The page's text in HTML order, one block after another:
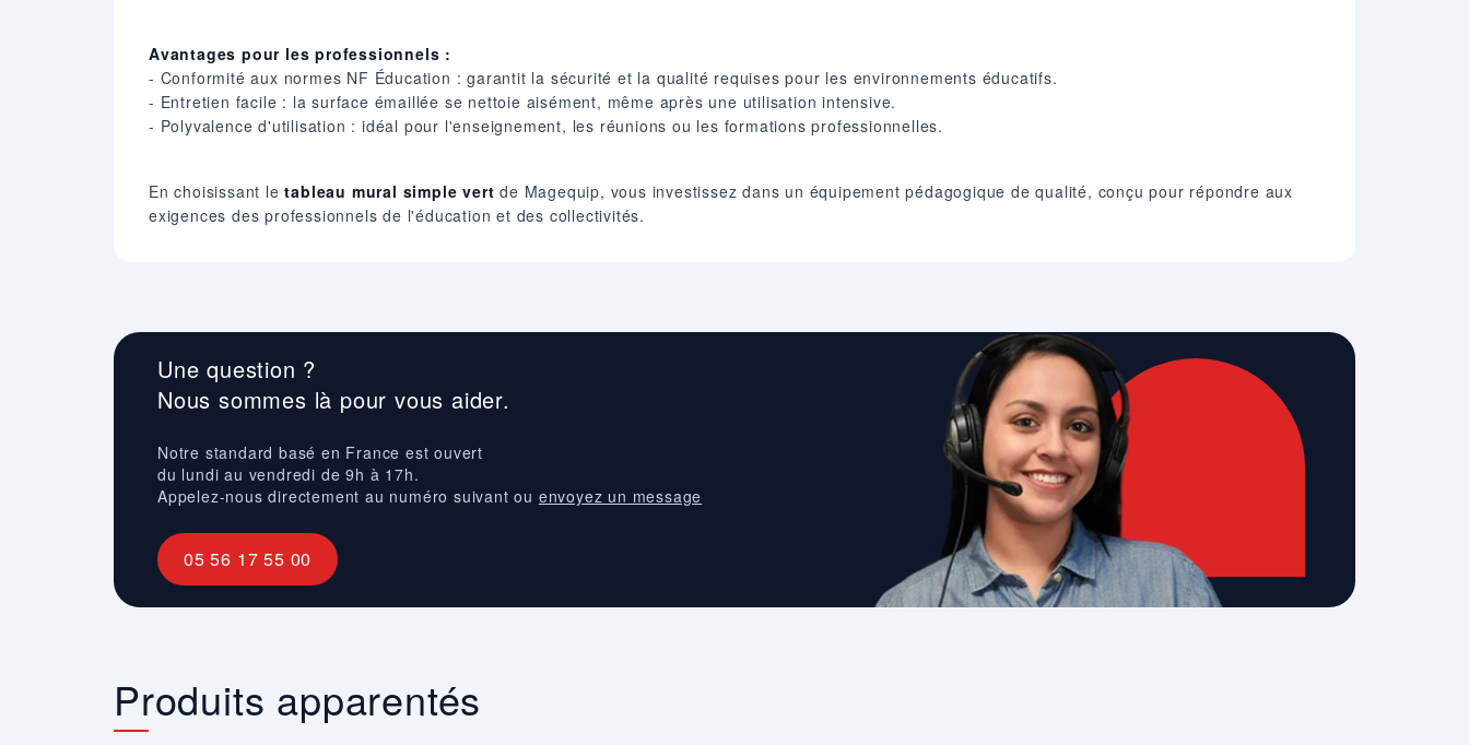
Avantages pour les professionnels :
- Conformité aux normes NF Éducation : garantit la sécurité et la qualité requises pour les environnements éducatifs.
- Entretien facile : la surface émaillée se nettoie aisément, même après une utilisation intensive.
- Polyvalence d'utilisation : idéal pour l'enseignement, les réunions ou les formations professionnelles.
En choisissant letableau mural simple vert de Magequip, vous investissez dans un équipement pédagogique de qualité, conçu pour répondre aux
exigences des professionnels de l'éducation et des collectivités.
Une question ?
Nous sommes là pour vous aider.
Notre standard basé en France est ouvert
du lundi au vendredi de 9h à 17h.
Appelez-nous directement au numéro suivant ou envoyez un message
05 56 17 55 00
Produits apparentés